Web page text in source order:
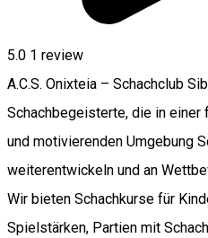
5.0 1 review
A.C.S. Onixteia – Schachclub
Schachbegeisterte, die in einer
und motivierenden Umgebung
weiterentwickeln und an
Wir bieten Schachkurse für
Spielstärken, Partien mit